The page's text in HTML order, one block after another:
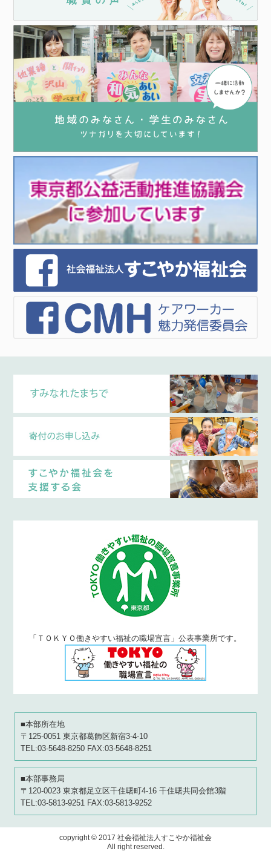
「ＴＯＫＹＯ働きやすい福祉の職場宣言」公表事業所です。
■本部所在地
〒125-0051 東京都葛飾区新宿3-4-10
TEL:03-5648-8250 FAX:03-5648-8251
■本部事務局
〒120-0023 東京都足立区千住曙町4-16 千住曙共同会館3階
TEL:03-5813-9251 FAX:03-5813-9252
copyright © 2017 社会福祉法人すこやか福祉会
All right reserved.